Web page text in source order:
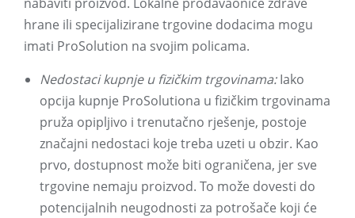
hrane ili specijalizirane trgovine dodacima mogu
imati ProSolution na svojim policama.
Nedostaci kupnje u fizičkim trgovinama:Iako
opcija kupnje ProSolutiona u fizičkim trgovinama
pruža opipljivo i trenutačno rješenje, postoje
značajni nedostaci koje treba uzeti u obzir. Kao
prvo, dostupnost može biti ograničena, jer sve
trgovine nemaju proizvod. To može dovesti do
potencijalnih neugodnosti za potrošače koji će